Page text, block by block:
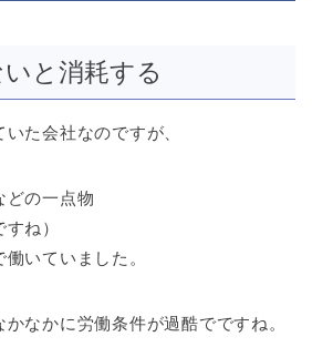
と消耗する
た会社なのですが、
どの一点物
ね）
いていました。
なかに労働条件が過酷でですね。